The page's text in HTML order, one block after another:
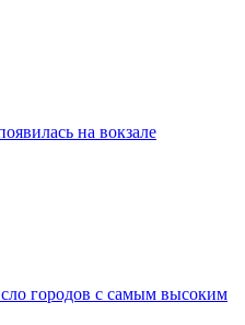
на вокзале
городов с самым высоким